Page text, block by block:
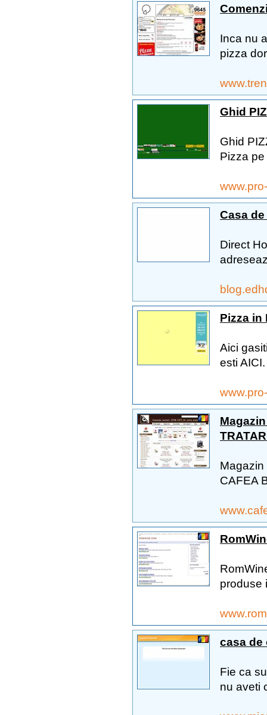
Inca nu
pizza
Ghid
Ghid
Pizza
Casa
Direct
Pizza in
Aici
esti
Magazin
CAFEA
produse
casa de
Fie ca
nu aveti